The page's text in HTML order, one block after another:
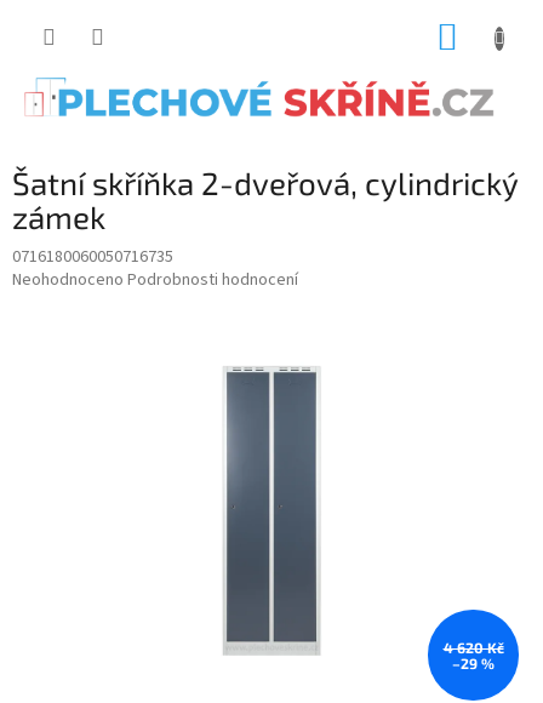
Šatní skříňka 2-dveřová, cylindrický
zámek
0716180060050716735
Průměrné
Neohodnoceno Podrobnosti hodnocení
4 620 Kč
–29 %